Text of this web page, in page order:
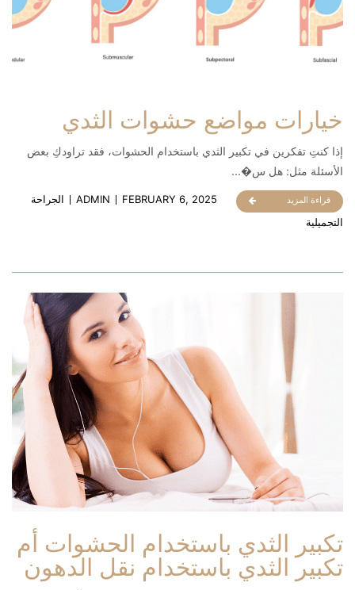
خيارات مواضع حشوات الثدي
إذا كنتِ تفكرين في تكبير الثدي باستخدام الحشوات، فقد تراودكِ بعض
الأسئلة مثل: هل س�...
قراءة المزيد ADMIN FEBRUARY 6, 2025
الجراحة
التجميلية
تكبير الثدي باستخدام الحشوات أم
تكبير الثدي باستخدام نقل الدهون